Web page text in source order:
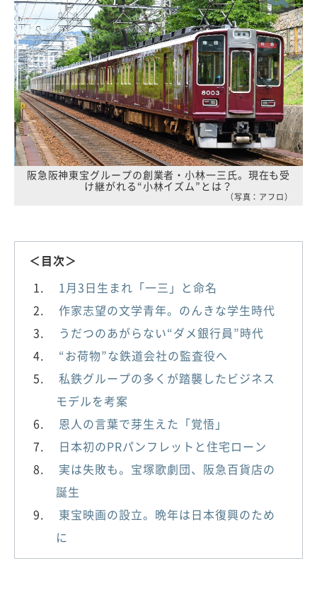
阪急阪神東宝グループの創業者・小林一三氏。現在も受
け継がれる“小林イズム”とは？
（写真：アフロ）
＜目次＞
1月3日生まれ「一三」と命名
作家志望の文学青年。のんきな学生時代
うだつのあがらない“ダメ銀行員”時代
“お荷物”な鉄道会社の監査役へ
私鉄グループの多くが踏襲したビジネス
モデルを考案
恩人の言葉で芽生えた「覚悟」
日本初のPRパンフレットと住宅ローン
実は失敗も。宝塚歌劇団、阪急百貨店の
誕生
東宝映画の設立。晩年は日本復興のため
に